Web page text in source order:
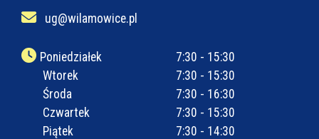
ug@wilamowice.pl
Poniedziałek
7:30 - 15:30
Wtorek
7:30 - 15:30
Środa
7:30 - 16:30
Czwartek
7:30 - 15:30
Piątek
7:30 - 14:30